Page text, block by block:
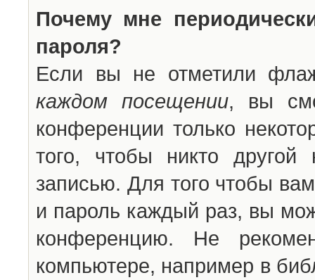
Почему мне
пароля?
Если вы не отметили
каждом посещении, вы
конференции только
того, чтобы никто другой
записью. Для того чтобы
и пароль каждый раз, вы
конференцию. Не
компьютере, например в